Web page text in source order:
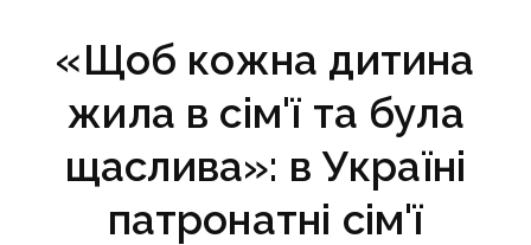
«Щоб кожна дитина
жила в сім'ї та була
щаслива»: в Україні
патронатні сім'ї